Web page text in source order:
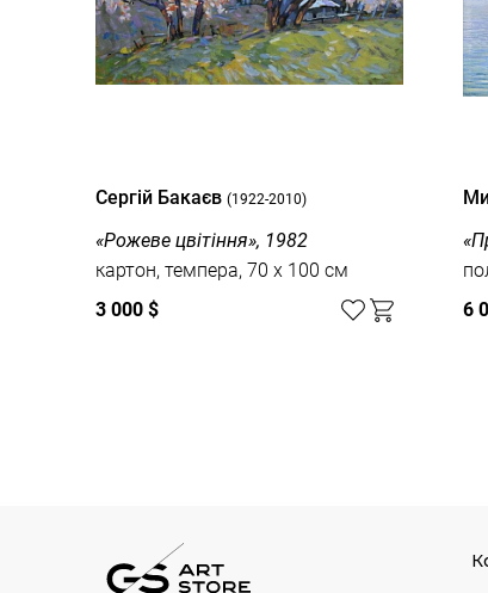
Сергій Бакаєв (1922-2010)
«Рожеве цвітіння», 1982
картон, темпера, 70 x 100 см
3 000 $
6